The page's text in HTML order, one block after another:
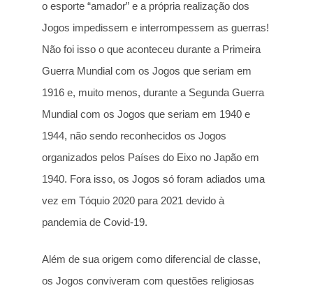
o esporte “amador” e a própria realização dos
Jogos impedissem e interrompessem as guerras!
Não foi isso o que aconteceu durante a Primeira
Guerra Mundial com os Jogos que seriam em
1916 e, muito menos, durante a Segunda Guerra
Mundial com os Jogos que seriam em 1940 e
1944, não sendo reconhecidos os Jogos
organizados pelos Países do Eixo no Japão em
1940. Fora isso, os Jogos só foram adiados uma
vez em Tóquio 2020 para 2021 devido à
pandemia de Covid-19.
Além de sua origem como diferencial de classe,
os Jogos conviveram com questões religiosas